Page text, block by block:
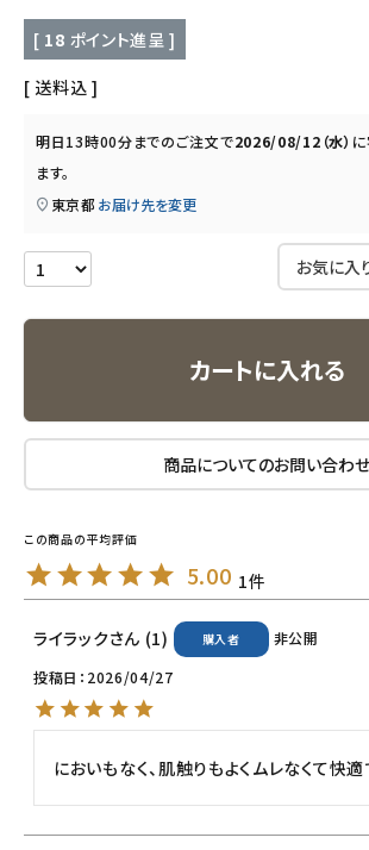
定期購入
ナチュラムーン
アルマウィン
アルモニベルツ
コラム・スタッフのおすすめ
アカウント情報
ようこそ ゲスト 様
ログイン person 会員登録
[ 18 ポイント進呈 ]
送料込
明日13時00分までのご注文で2026/08/12（水） に
ます。
東京都 お届け先を変更
お気に入
カートに入れる
商品についてのお問い合わせ
5.00 1
ライラック 1 購入者
非公開
投稿日
2026/04/27
においもなく、肌触りもよくムレなくて快適